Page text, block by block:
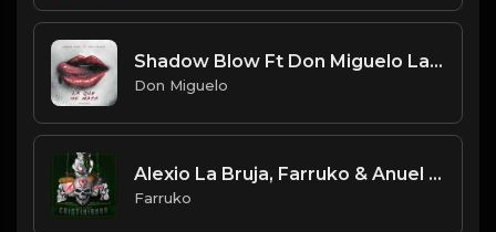
Shadow Blow Ft Don Miguelo La Que Me Mata Audio Oficial
Don Miguelo
Alexio La Bruja, Farruko & Anuel AA - Cristiniando [Lyric Video]
Farruko